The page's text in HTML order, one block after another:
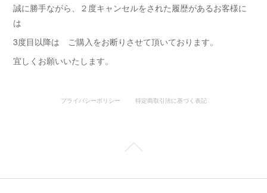
誠に勝手ながら、２度キャンセルをされた履歴があるお客様に
は
3度目以降は ご購入をお断りさせて頂いております。
宜しくお願いいたします。
プライバシーポリシー 特定商取引法に基づく表記